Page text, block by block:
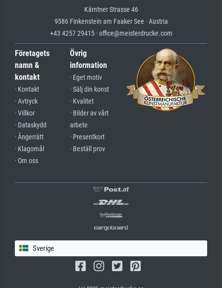
Kärntner Strasse 46
9586 Finkenstein am Faaker See · Austria
+43 4257 29415 · office@meisterdrucke.com
Företagets
namn &
kontakt
· Kontakt
· Avtryck
· Villkor
· Dataskydd
· Ångerrätt
· Klagomål
· Om oss
Övrig
information
· Eget motiv
· Sälj din konst
· Kvalitet
· Bilder av vårt
arbete
· Presentkort
· Beställ prov
Sverige